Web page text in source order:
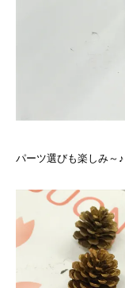
パーツ選びも楽しみ～♪